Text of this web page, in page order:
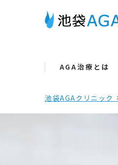
AGA治療とは
池袋AGAクリニック